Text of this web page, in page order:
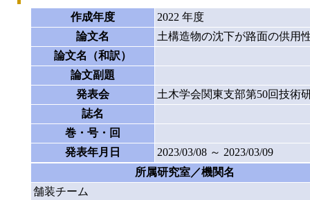
作成年度
2022 年度
論文名
土構造物の沈下が路面の供用
論文名（和訳）
論文副題
発表会
土木学会関東支部第50回技術
誌名
巻・号・回
発表年月日
2023/03/08 ～ 2023/03/09
所属研究室／機関名
舗装チーム